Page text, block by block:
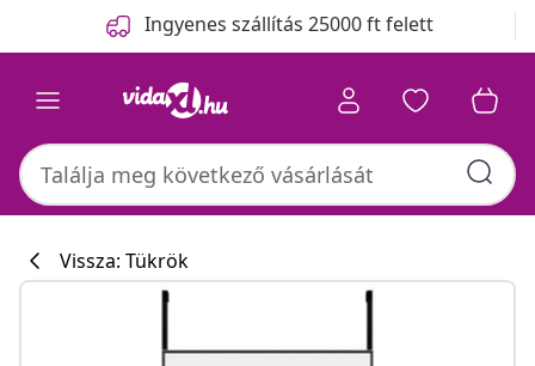
Ingyenes szállítás 25000 ft felett
Vissza: Tükrök